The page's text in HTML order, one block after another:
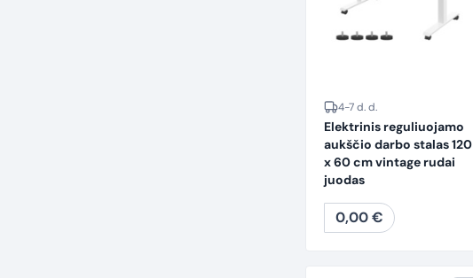
4-7 d. d.
Elektrinis reguliuojamo
aukščio darbo stalas 120
x 60 cm vintage rudai
juodas
0,00€